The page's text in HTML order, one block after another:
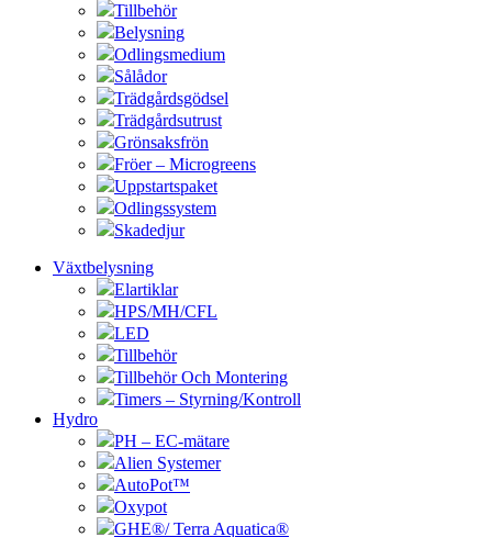
Tillbehör
Belysning
Odlingsmedium
Sålådor
Trädgårdsgödsel
Trädgårdsutrust
Grönsaksfrön
Fröer – Microgreens
Uppstartspaket
Odlingssystem
Skadedjur
Växtbelysning
Elartiklar
HPS/MH/CFL
LED
Tillbehör
Tillbehör Och Montering
Timers – Styrning/Kontroll
Hydro
PH – EC-mätare
Alien Systemer
AutoPot™
Oxypot
GHE®/ Terra Aquatica®